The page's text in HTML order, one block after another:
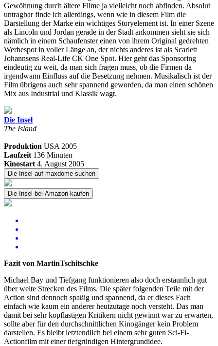
Gewöhnung durch ältere Filme ja vielleicht noch abfinden. Absolut
untragbar finde ich allerdings, wenn wie in diesem Film die
Darstellung der Marke ein wichtiges Storyelement ist. In einer Szene
als Lincoln und Jordan gerade in der Stadt ankommen sieht sie sich
nämlich in einem Schaufenster einen von ihrem Original gedrehten
Werbespot in voller Länge an, der nichts anderes ist als Scarlett
Johannsens Real-Life CK One Spot. Hier geht das Sponsoring
eindeutig zu weit, da man sich fragen muss, ob die Firmen da
irgendwann Einfluss auf die Besetzung nehmen. Musikalisch ist der
Film übrigens auch sehr spannend geworden, da man einen schönen
Mix aus Industrial und Klassik wagt.
Die Insel
The Island
Produktion USA 2005
Laufzeit 136 Minuten
Kinostart 4. August 2005
Die Insel auf maxdome suchen
Die Insel bei Amazon kaufen
Fazit von MartinTschitschke
Michael Bay und Tiefgang funktionieren also doch erstaunlich gut
über weite Strecken des Films. Die später folgenden Teile mit der
Action sind dennoch spaßig und spannend, da er dieses Fach
einfach wie kaum ein anderer heutzutage noch versteht. Das man
damit bei sehr kopflastigen Kritikern nicht gewinnt war zu erwarten,
sollte aber für den durchschnittlichen Kinogänger kein Problem
darstellen. Es bleibt letztendlich bei einem sehr guten Sci-Fi-
Actionfilm mit einer tiefgründigen Hintergrundidee.